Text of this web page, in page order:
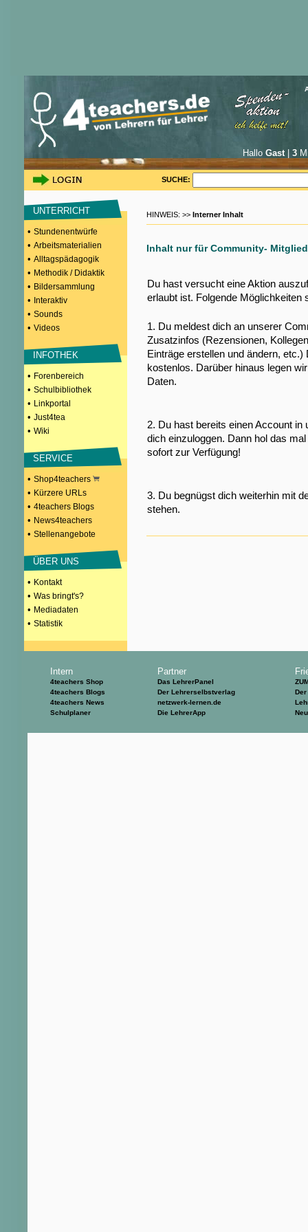
Hallo Gast| 3
SUCHE:
UNTERRICHT
• Stundenentwürfe
• Arbeitsmaterialien
• Alltagspädagogik
• Methodik / Didaktik
• Bildersammlung
• Interaktiv
• Sounds
• Videos
INFOTHEK
• Forenbereich
• Schulbibliothek
• Linkportal
• Just4tea
• Wiki
SERVICE
• Shop4teachers
• Kürzere URLs
• 4teachers Blogs
• News4teachers
• Stellenangebote
ÜBER UNS
• Kontakt
• Was bringt's?
• Mediadaten
• Statistik
HINWEIS: >> Interner Inhalt
Inhalt nur für Community-
Du hast versucht eine Aktion
erlaubt ist. Folgende Möglichkeiten
1. Du meldest dich an unserer
Zusatzinfos (Rezensionen,
Einträge erstellen und ändern,
kostenlos. Darüber hinaus legen
Daten.
2. Du hast bereits einen Account
dich einzuloggen. Dann hol das
sofort zur Verfügung!
3. Du begnügst dich weiterhin mit
stehen.
Intern
4teachers Shop
4teachers Blogs
4teachers News
Schulplaner
Partner
Das LehrerPanel
Der Lehrerselbstverlag
netzwerk-lernen.de
Die LehrerApp